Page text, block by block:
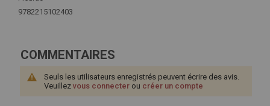
9782215102403
COMMENTAIRES
Seuls les utilisateurs enregistrés peuvent écrire des avis.
Veuillez vous connecter ou créer un compte